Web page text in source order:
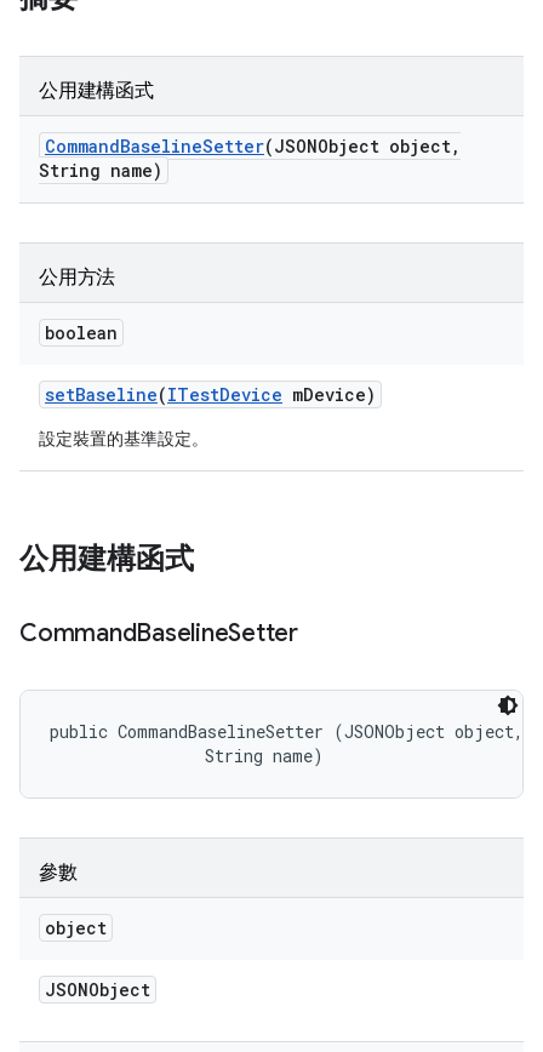
公用建構函式
CommandBaselineSetter(JSONObject object,
String name)
公用方法
boolean
setBaseline(ITestDevice mDevice)
設定裝置的基準設定。
公用建構函式
CommandBaselineSetter
public CommandBaselineSetter (JSONObject object,
                String name)
參數
object
JSONObject